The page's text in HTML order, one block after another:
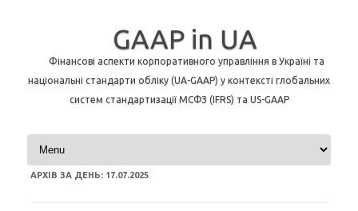
GAAP in UA
Фінансові аспекти корпоративного управління в Україні та
національні стандарти обліку (UA-GAAP) у контексті глобальних
систем стандартизації МСФЗ (IFRS) та US-GAAP
Перейти до контенту
АРХІВ ЗА ДЕНЬ: 17.07.2025